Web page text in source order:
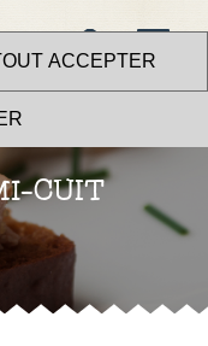
CUIT
ACCEPTER